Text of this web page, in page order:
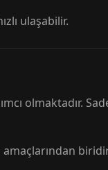
ulaşabilir.
olmaktadır.